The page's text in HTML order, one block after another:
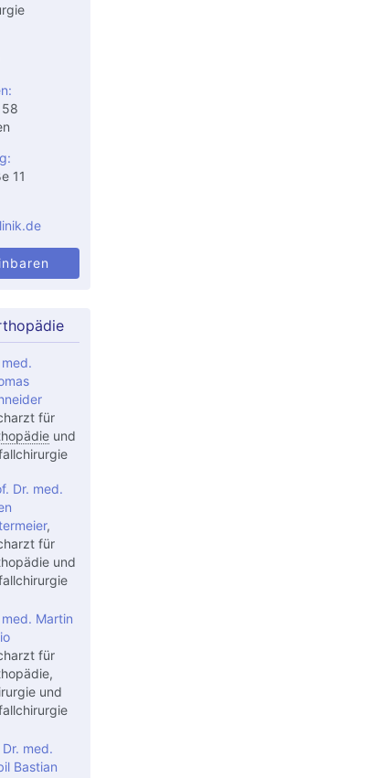
11
med.
für
und
Dr. med.
,
für
und
med. Martin
für
und
Dr. med.
Bastian